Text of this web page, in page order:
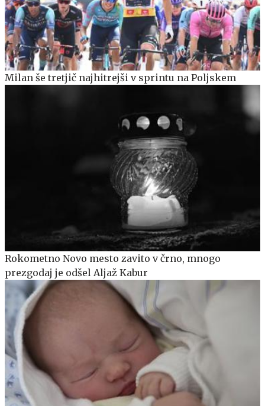
Milan še tretjič najhitrejši v sprintu na Poljskem
Rokometno Novo mesto zavito v črno, mnogo
prezgodaj je odšel Aljaž Kabur